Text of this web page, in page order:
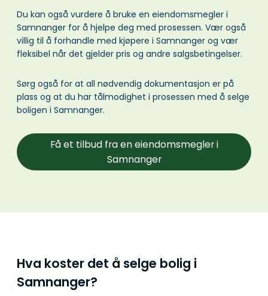
Du kan også vurdere å bruke en eiendomsmegler i
Samnanger for å hjelpe deg med prosessen. Vær også
villig til å forhandle med kjøpere i Samnanger og vær
fleksibel når det gjelder pris og andre salgsbetingelser.
Sørg også for at all nødvendig dokumentasjon er på
plass og at du har tålmodighet i prosessen med å selge
boligen i Samnanger.
Få et tilbud fra en eiendomsmegler i
Samnanger
Hva koster det å selge bolig i
Samnanger?